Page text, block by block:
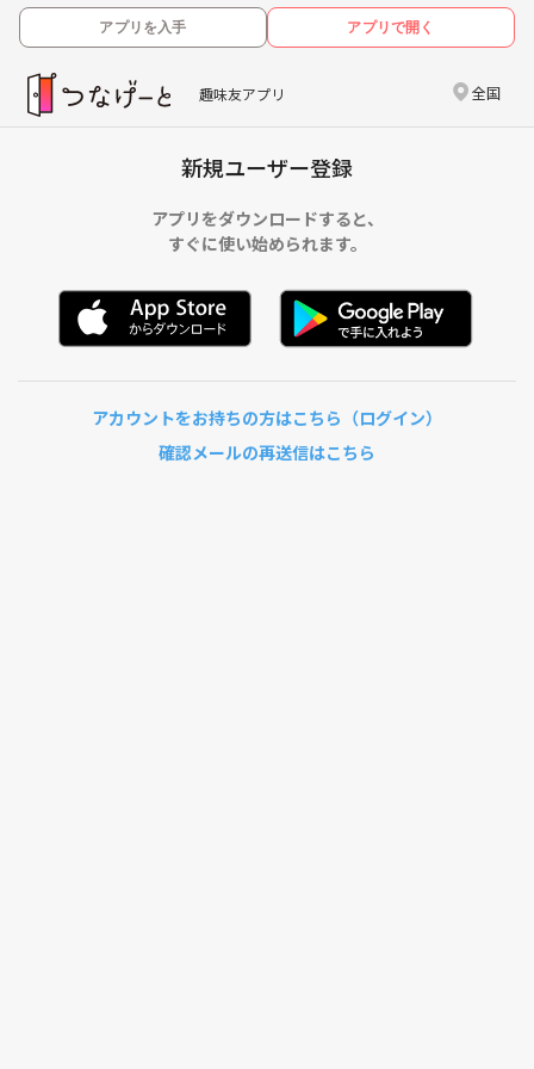
アプリを入手 アプリで開く
趣味友アプリ 全国
新規ユーザー登録
アプリをダウンロードすると、
すぐに使い始められます。
アカウントをお持ちの方はこちら（ログイン）
確認メールの再送信はこちら